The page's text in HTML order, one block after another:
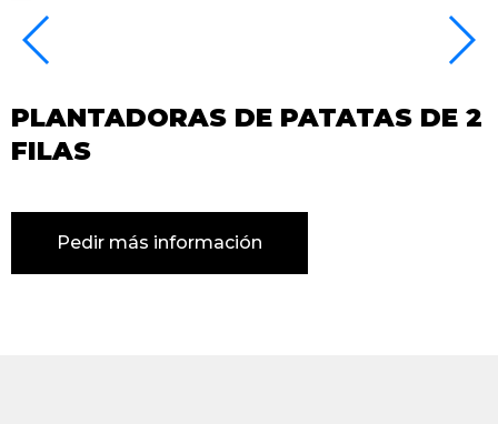
PLANTADORAS DE PATATAS DE 2
FILAS
Pedir más información